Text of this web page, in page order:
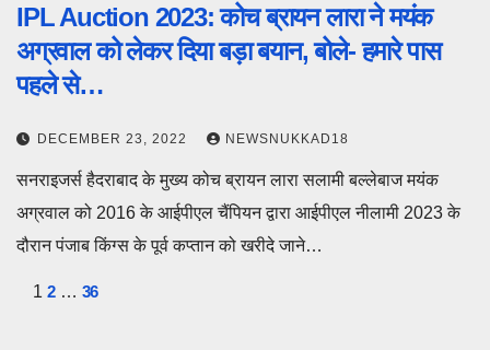
IPL Auction 2023: कोच ब्रायन लारा ने मयंक
अग्रवाल को लेकर दिया बड़ा बयान, बोले- हमारे पास
पहले से…
DECEMBER 23, 2022 NEWSNUKKAD18
सनराइजर्स हैदराबाद के मुख्य कोच ब्रायन लारा सलामी बल्लेबाज मयंक
अग्रवाल को 2016 के आईपीएल चैंपियन द्वारा आईपीएल नीलामी 2023 के
दौरान पंजाब किंग्स के पूर्व कप्तान को खरीदे जाने…
Posts
1 2 … 36